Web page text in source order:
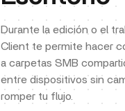
Durante la edición o el
Client te permite hacer
a carpetas SMB
entre dispositivos sin
romper tu flujo.